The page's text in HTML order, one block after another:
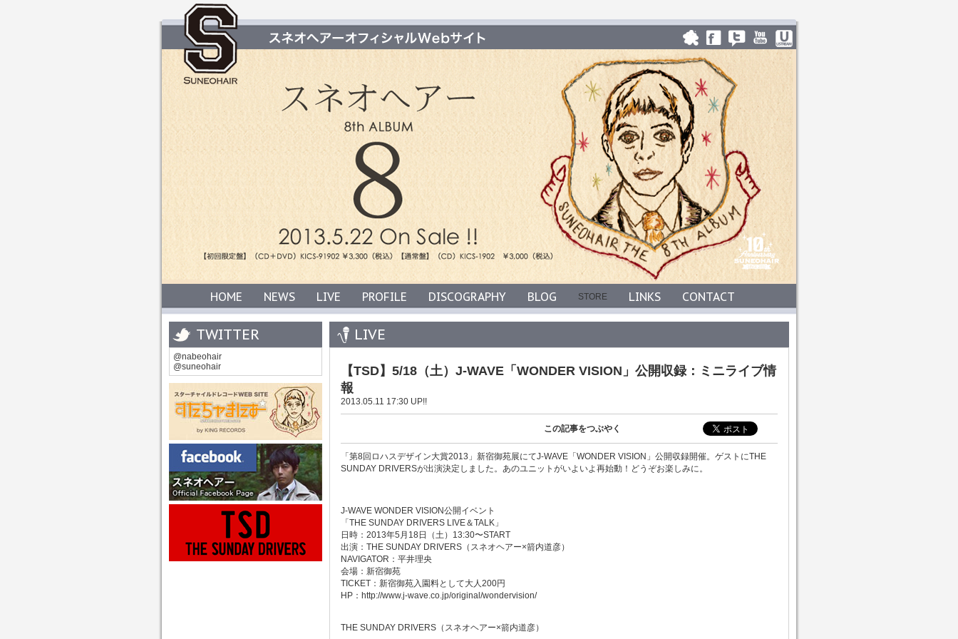
HOME NEWS LIVE PROFILE DISCOGRAPHY BLOG STORE LINKS CONTACT
TWITTER
@nabeohair
@suneohair
LIVE
【TSD】5/18（土）J-WAVE「WONDER VISION」公開収録：ミニライブ情
報
2013.05.11 17:30 UP!!
この記事をつぶやく
「第8回ロハスデザイン大賞2013」新宿御苑展にてJ-WAVE「WONDER VISION」公開収録開催。ゲストにTHE
SUNDAY DRIVERSが出演決定しました。あのユニットがいよいよ再始動！どうぞお楽しみに。
J-WAVE WONDER VISION公開イベント
「THE SUNDAY DRIVERS LIVE＆TALK」
日時：2013年5月18日（土）13:30〜START
出演：THE SUNDAY DRIVERS（スネオヘアー×箭内道彦）
NAVIGATOR：平井理央
会場：新宿御苑
TICKET：新宿御苑入園料として大人200円
HP：http://www.j-wave.co.jp/original/wondervision/
THE SUNDAY DRIVERS（スネオヘアー×箭内道彦）